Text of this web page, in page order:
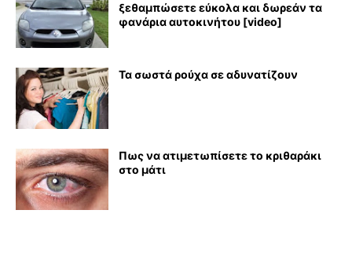
ξεθαμπώσετε εύκολα και δωρεάν τα
φανάρια αυτοκινήτου [video]
Τα σωστά ρούχα σε αδυνατίζουν
Πως να ατιμετωπίσετε το κριθαράκι
στο μάτι